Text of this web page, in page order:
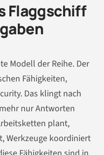
Flaggschiff
Modell der Reihe. Der
Fähigkeiten,
Das klingt nach
nur Antworten
plant,
Werkzeuge koordiniert